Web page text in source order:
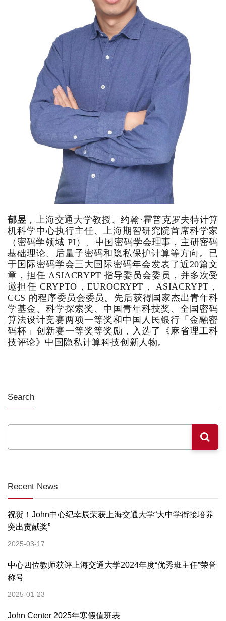
郁昱 ，上海交通大学教授、约翰·霍普克罗夫特计算
机科学中心执行主任、上海期智研究院首席科学家
（密码学领域 PI）、中国密码学会理事，主研密码
基础理论、后量子密码和隐私保护计算等方向。已
于国际密码学会三大国际密码年会发表了近20篇文
章，担任 ASIACRYPT 指导委员会委员，并多次受
邀担任 CRYPTO，EUROCRYPT， ASIACRYPT，
CCS 的程序委员会委员。先后获得国家杰出青年科
学基金、科学探索奖、中国青年科技奖、全国密码
算法设计竞赛两项一等奖和中国人民银行「金融密
码杯」创新赛一等奖等奖励，入选了《麻省理工科
技评论》中国隐私计算科技创新人物。
Search
Recent News
祝贺！John中心纪幸辰荣获上海交通大学“大中学衔接培养
突出贡献奖”
2025-03-17
中心四位教师获评上海交通大学2024年度“优秀班主任”荣誉
称号
2025-01-23
John Center 2025年寒假值班表